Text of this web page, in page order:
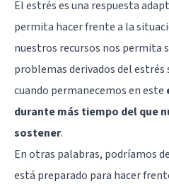
El estrés es una respuesta
permita hacer frente a la
nuestros recursos nos permita
problemas derivados del
cuando permanecemos en este
durante más tiempo del que
sostener.
En otras palabras, podríamos
está preparado para hacer